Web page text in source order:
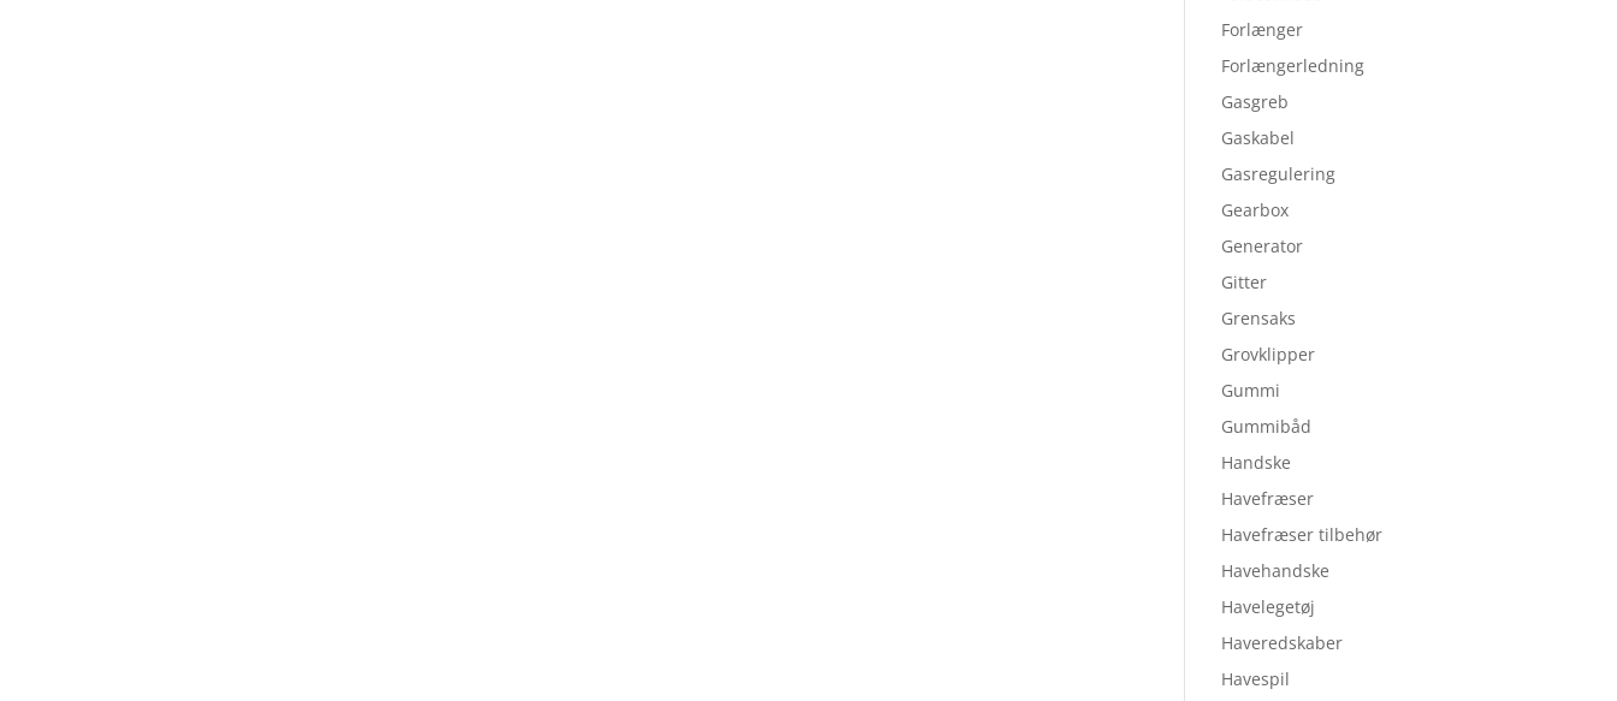
Forlænger
Forlængerledning
Gasgreb
Gaskabel
Gasregulering
Gearbox
Generator
Gitter
Grensaks
Grovklipper
Gummi
Gummibåd
Handske
Havefræser
Havefræser tilbehør
Havehandske
Havelegetøj
Haveredskaber
Havespil